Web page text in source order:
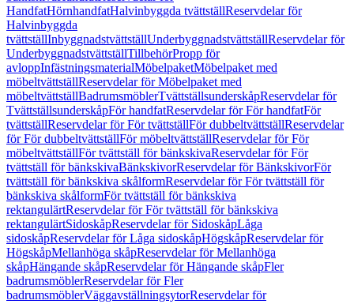
HandfatHörnhandfatHalvinbyggda tvättställReservdelar för
Halvinbyggda
tvättställInbyggnadstvättställUnderbyggnadstvättställReservdelar för
UnderbyggnadstvättställTillbehörPropp för
avloppInfästningsmaterialMöbelpaketMöbelpaket med
möbeltvättställReservdelar för Möbelpaket med
möbeltvättställBadrumsmöblerTvättställsunderskåpReservdelar för
TvättställsunderskåpFör handfatReservdelar för För handfatFör
tvättställReservdelar för För tvättställFör dubbeltvättställReservdelar
för För dubbeltvättställFör möbeltvättställReservdelar för För
möbeltvättställFör tvättställ för bänkskivaReservdelar för För
tvättställ för bänkskivaBänkskivorReservdelar för BänkskivorFör
tvättställ för bänkskiva skålformReservdelar för För tvättställ för
bänkskiva skålformFör tvättställ för bänkskiva
rektangulärtReservdelar för För tvättställ för bänkskiva
rektangulärtSidoskåpReservdelar för SidoskåpLåga
sidoskåpReservdelar för Låga sidoskåpHögskåpReservdelar för
HögskåpMellanhöga skåpReservdelar för Mellanhöga
skåpHängande skåpReservdelar för Hängande skåpFler
badrumsmöblerReservdelar för Fler
badrumsmöblerVäggavställningsytorReservdelar för